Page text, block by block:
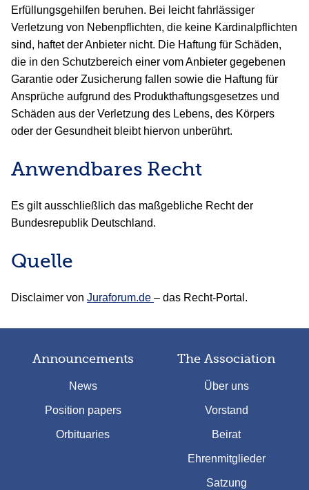
Erfüllungsgehilfen beruhen. Bei leicht fahrlässiger
Verletzung von Nebenpflichten, die keine Kardinalpflichten
sind, haftet der Anbieter nicht. Die Haftung für Schäden,
die in den Schutzbereich einer vom Anbieter gegebenen
Garantie oder Zusicherung fallen sowie die Haftung für
Ansprüche aufgrund des Produkthaftungsgesetzes und
Schäden aus der Verletzung des Lebens, des Körpers
oder der Gesundheit bleibt hiervon unberührt.
Anwendbares Recht
Es gilt ausschließlich das maßgebliche Recht der
Bundesrepublik Deutschland.
Quelle
Disclaimer von Juraforum.de – das Recht-Portal.
Announcements
News
Position papers
Orbituaries
The Association
Über uns
Vorstand
Beirat
Ehrenmitglieder
Satzung